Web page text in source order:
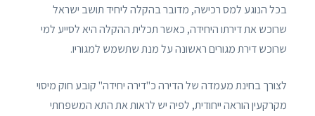
בכל הנוגע למס רכישה, מדובר בהקלה ליחיד תושב ישראל
שרוכש את דירתו היחידה, כאשר תכלית ההקלה היא לסייע למי
שרוכש דירת מגורים ראשונה על מנת שתשמש למגוריו.
לצורך בחינת מעמדה של הדירה כ"דירה יחידה" קובע חוק מיסוי
מקרקעין הוראה ייחודית, לפיה יש לראות את התא המשפחתי